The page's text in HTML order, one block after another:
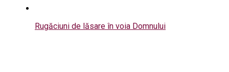
Rugăciuni de lăsare în voia Domnului